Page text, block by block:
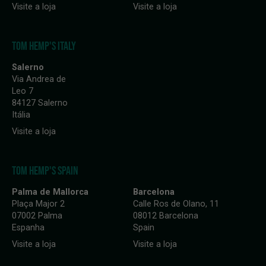
Visite a loja
Visite a loja
TOM HEMP'S ITALY
Salerno
Via Andrea de
Leo 7
84127 Salerno
Itália
Visite a loja
TOM HEMP'S SPAIN
Palma de Mallorca
Plaça Major 2
07002 Palma
Espanha
Visite a loja
Barcelona
Calle Ros de Olano, 11
08012 Barcelona
Spain
Visite a loja